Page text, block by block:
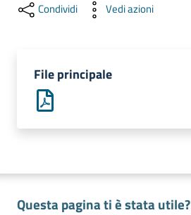
lavoro
Promozione
Innovazione
delle
Imprese
Condividi Vedi azioni
File principale
Questa pagina ti è stata utile?